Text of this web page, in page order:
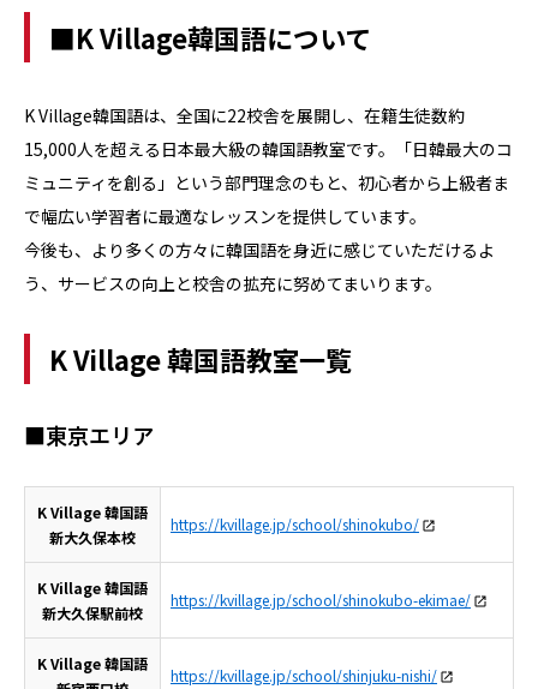
■K Village韓国語について
K Village韓国語は、全国に22校舎を展開し、在籍生徒数約
15,000人を超える日本最大級の韓国語教室です。「日韓最大のコ
ミュニティを創る」という部門理念のもと、初心者から上級者ま
で幅広い学習者に最適なレッスンを提供しています。
今後も、より多くの方々に韓国語を身近に感じていただけるよ
う、サービスの向上と校舎の拡充に努めてまいります。
K Village 韓国語教室一覧
■東京エリア
K Village 韓国語
新大久保本校
https://kvillage.jp/school/shinokubo/
K Village 韓国語
新大久保駅前校
https://kvillage.jp/school/shinokubo-ekimae/
K Village 韓国語
https://kvillage.jp/school/shinjuku-nishi/